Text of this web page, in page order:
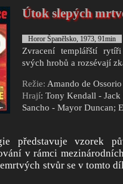
Útok slepých
Horor Španělsko, 1973, 91min
Zvracení templářští
svých hrobů a rozsévají
Režie: Amando de Ossorio
Hrají: Tony Kendall -
Sancho - Mayor Duncan;
představuje vzorek
v rámci
stvůr se v tomto